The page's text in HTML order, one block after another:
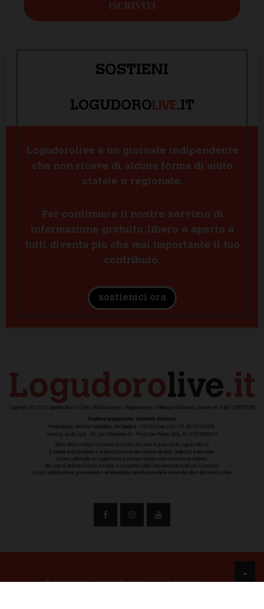
SOSTIENI
LOGUDOROLIVE.IT
Logudorolive è un giornale indipendente
che non riceve di alcuna forma di aiuto
statale o regionale.
Per continuare il nostro servizio di
informazione gratuito, libero e aperto a
tutti diventa più che mai importante il tuo
contributo.
sostienici ora
© Copyright Logudorolive 2024 | Pubblicità